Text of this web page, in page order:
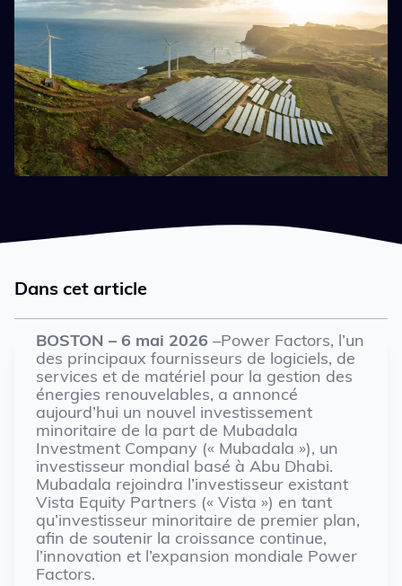
Dans cet article
BOSTON – 6 mai 2026 –Power Factors, l’un
des principaux fournisseurs de logiciels, de
services et de matériel pour la gestion des
énergies renouvelables, a annoncé
aujourd’hui un nouvel investissement
minoritaire de la part de Mubadala
Investment Company (« Mubadala »), un
investisseur mondial basé à Abu Dhabi.
Mubadala rejoindra l’investisseur existant
Vista Equity Partners (« Vista ») en tant
qu’investisseur minoritaire de premier plan,
afin de soutenir la croissance continue,
l’innovation et l’expansion mondiale Power
Factors.